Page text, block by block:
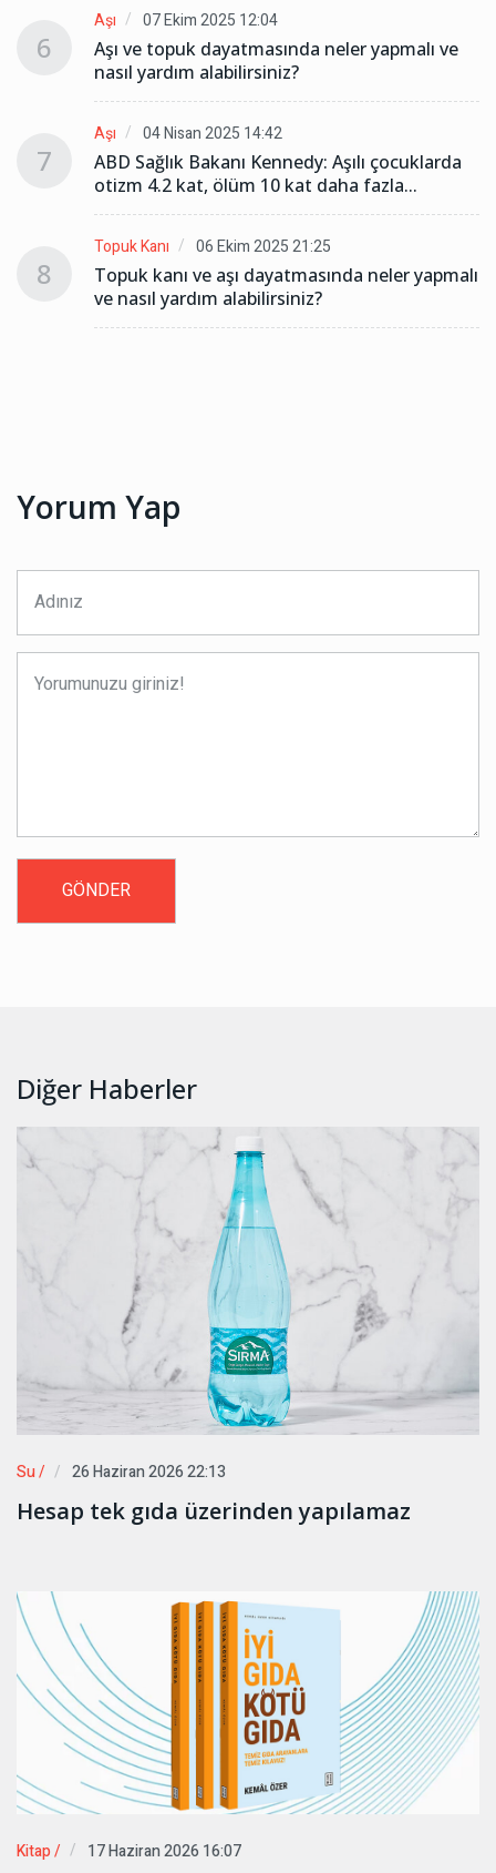
6
Aşı 07 Ekim 2025 12:04
Aşı ve topuk dayatmasında neler yapmalı ve
nasıl yardım alabilirsiniz?
7
Aşı 04 Nisan 2025 14:42
ABD Sağlık Bakanı Kennedy: Aşılı çocuklarda
otizm 4.2 kat, ölüm 10 kat daha fazla...
8
Topuk Kanı 06 Ekim 2025 21:25
Topuk kanı ve aşı dayatmasında neler yapmalı
ve nasıl yardım alabilirsiniz?
Yorum Yap
Diğer Haberler
Su / 26 Haziran 2026 22:13
Hesap tek gıda üzerinden yapılamaz
Kitap / 17 Haziran 2026 16:07